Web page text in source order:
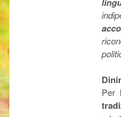
Per